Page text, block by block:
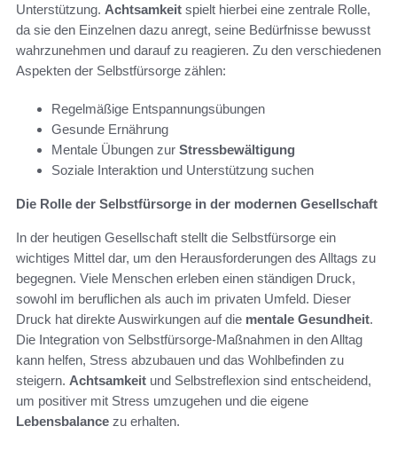
Unterstützung. Achtsamkeit spielt hierbei eine zentrale Rolle,
da sie den Einzelnen dazu anregt, seine Bedürfnisse bewusst
wahrzunehmen und darauf zu reagieren. Zu den verschiedenen
Aspekten der Selbstfürsorge zählen:
Regelmäßige Entspannungsübungen
Gesunde Ernährung
Mentale Übungen zur Stressbewältigung
Soziale Interaktion und Unterstützung suchen
Die Rolle der Selbstfürsorge in der modernen Gesellschaft
In der heutigen Gesellschaft stellt die Selbstfürsorge ein
wichtiges Mittel dar, um den Herausforderungen des Alltags zu
begegnen. Viele Menschen erleben einen ständigen Druck,
sowohl im beruflichen als auch im privaten Umfeld. Dieser
Druck hat direkte Auswirkungen auf die mentale Gesundheit.
Die Integration von Selbstfürsorge-Maßnahmen in den Alltag
kann helfen, Stress abzubauen und das Wohlbefinden zu
steigern. Achtsamkeit und Selbstreflexion sind entscheidend,
um positiver mit Stress umzugehen und die eigene
Lebensbalance zu erhalten.